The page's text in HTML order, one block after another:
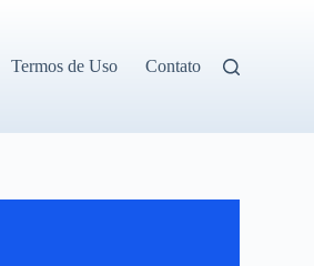
Termos de Uso Contato